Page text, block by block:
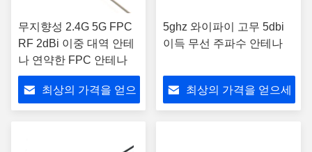
무지향성 2.4G 5G FPC
RF 2dBi 이중 대역 안테
나 연약한 FPC 안테나
최상의 가격을 얻으
5ghz 와이파이 고무 5dbi
이득 무선 주파수 안테나
최상의 가격을 얻으세